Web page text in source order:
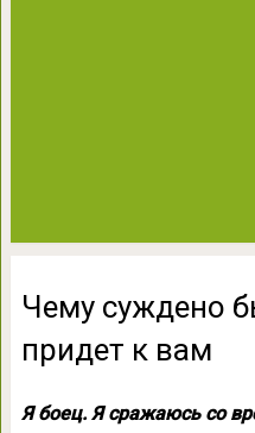
Чему суждено
придет к вам
Я боец. Я сражаюсь со